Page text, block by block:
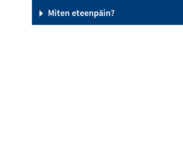
Miten eteenpäin?